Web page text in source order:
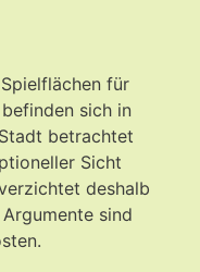
für
sich in
betrachtet
Sicht
deshalb
sind